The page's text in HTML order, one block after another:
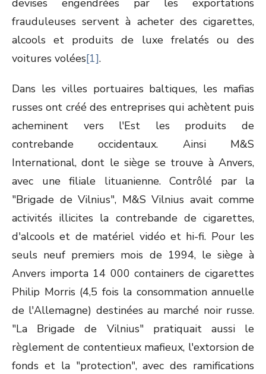
devises engendrées par les exportations
frauduleuses servent à acheter des cigarettes,
alcools et produits de luxe frelatés ou des
voitures volées[1].
Dans les villes portuaires baltiques, les mafias
russes ont créé des entreprises qui achètent puis
acheminent vers l'Est les produits de
contrebande occidentaux. Ainsi M&S
International, dont le siège se trouve à Anvers,
avec une filiale lituanienne. Contrôlé par la
"Brigade de Vilnius", M&S Vilnius avait comme
activités illicites la contrebande de cigarettes,
d'alcools et de matériel vidéo et hi-fi. Pour les
seuls neuf premiers mois de 1994, le siège à
Anvers importa 14 000 containers de cigarettes
Philip Morris (4,5 fois la consommation annuelle
de l'Allemagne) destinées au marché noir russe.
"La Brigade de Vilnius" pratiquait aussi le
règlement de contentieux mafieux, l'extorsion de
fonds et la "protection", avec des ramifications